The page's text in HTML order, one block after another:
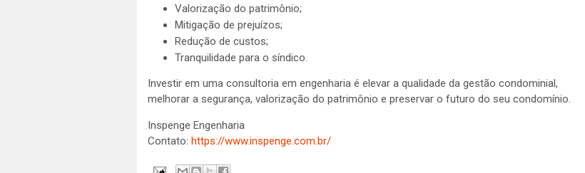
Valorização do patrimônio;
Mitigação de prejuízos;
Redução de custos;
Tranquilidade para o síndico.
Investir em uma consultoria em engenharia é elevar a qualidade da gestão condominial,
melhorar a segurança, valorização do patrimônio e preservar o futuro do seu condomínio.
Inspenge Engenharia
Contato: https://www.inspenge.com.br/